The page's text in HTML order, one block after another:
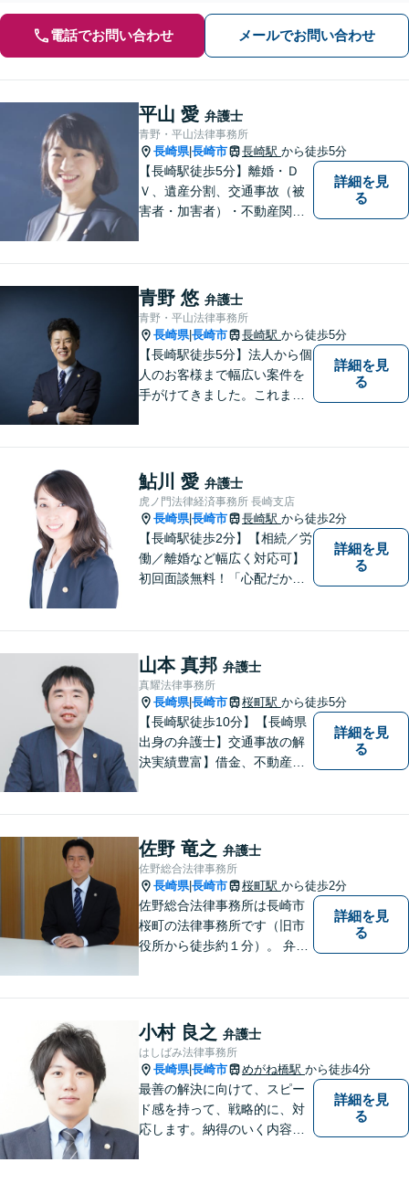
電話でお問い合わせ メールでお問い合わせ
平山 愛 弁護士
青野・平山法律事務所
長崎県|長崎市 長崎駅 から徒歩5分
【長崎駅徒歩5分】離婚・Ｄ
Ｖ、遺産分割、交通事故（被
害者・加害者）・不動産関連
詳細を見
る
青野 悠 弁護士
青野・平山法律事務所
長崎県|長崎市 長崎駅 から徒歩5分
【長崎駅徒歩5分】法人から個
人のお客様まで幅広い案件を
手がけてきました。これまで
詳細を見
る
鮎川 愛 弁護士
虎ノ門法律経済事務所 長崎支店
長崎県|長崎市 長崎駅 から徒歩2分
【長崎駅徒歩2分】【相続／労
働／離婚など幅広く対応可】
初回面談無料！「心配だから
い。各種専門家と連携し、ス
ムーズな解決を目指します。
詳細を見
る
山本 真邦 弁護士
真耀法律事務所
長崎県|長崎市 桜町駅 から徒歩5分
【長崎駅徒歩10分】【長崎県
出身の弁護士】交通事故の解
決実績豊富】借金、不動産、
い、解決まで二人三脚でサポ
ートします。◆近隣駐車場あ
り
詳細を見
る
佐野 竜之 弁護士
佐野総合法律事務所
長崎県|長崎市 桜町駅 から徒歩2分
佐野総合法律事務所は長崎市
桜町の法律事務所です（旧市
役所から徒歩約１分）。 弁護
法テラスを利用しての無料相
談がご利用いただけます。 費
用の点も含めて、ご相談くだ
さい。
詳細を見
る
小村 良之 弁護士
はしばみ法律事務所
長崎県|長崎市 めがね橋駅 から徒歩4分
最善の解決に向けて、スピー
ド感を持って、戦略的に、対
応します。納得のいく内容と
詳細を見
る